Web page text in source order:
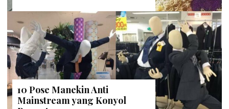
10 Pose Manekin Anti
Mainstream yang Konyol